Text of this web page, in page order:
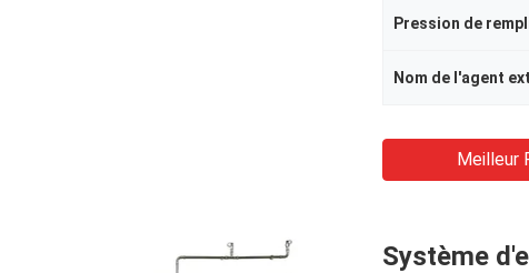
Nom de l'agent
Meilleur
Système